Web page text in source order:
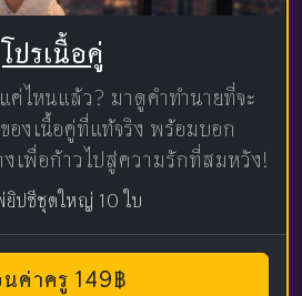
โปรเนื้อคู่
ค่ไหนแล้ว? มาดูคำทำนายที่จะ
องเนื้อคู่ที่แท้จริง พร้อมบอก
งเพื่อก้าวไปสู่ความรักที่สมหวัง!
ยิปซีชุดใหญ่ 10 ใบ
นค่าครู 149฿